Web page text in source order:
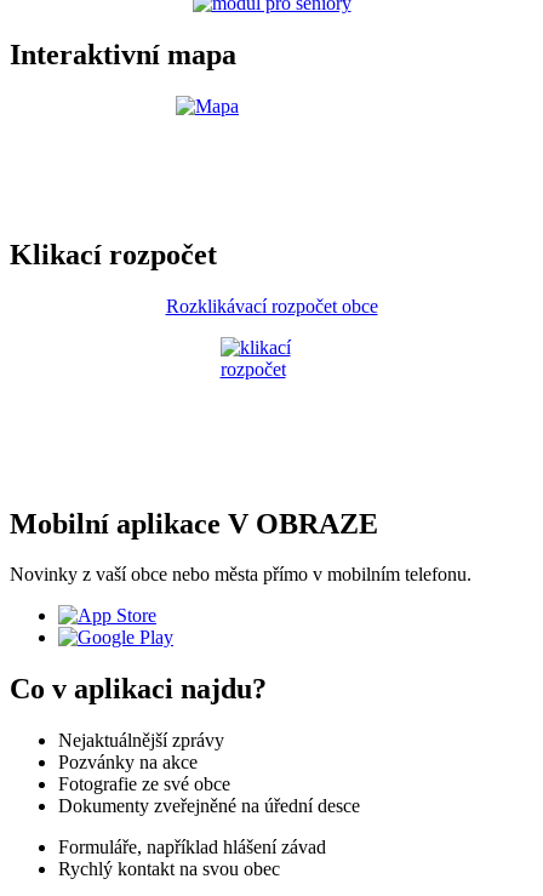
Interaktivní mapa
Klikací rozpočet
Rozklikávací rozpočet obce
Mobilní aplikace V OBRAZE
Novinky z vaší obce nebo města přímo v mobilním telefonu.
Co v aplikaci najdu?
Nejaktuálnější zprávy
Pozvánky na akce
Fotografie ze své obce
Dokumenty zveřejněné na úřední desce
Formuláře, například hlášení závad
Rychlý kontakt na svou obec